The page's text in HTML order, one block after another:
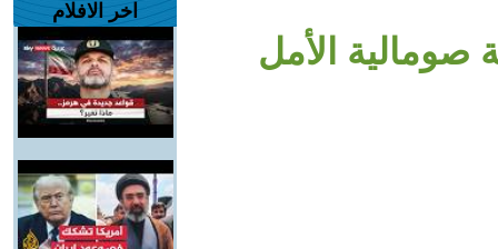
صومالية الأمل
اخر الافلام